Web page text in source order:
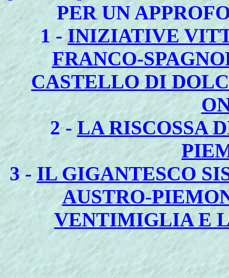
PER UN
1 -INIZIATIVE
FRANCO-
CASTELLO DI
2 -LA RISCOSSA
3 -IL GIGANTESCO
AUSTRO-
VENTIMIGLIA E